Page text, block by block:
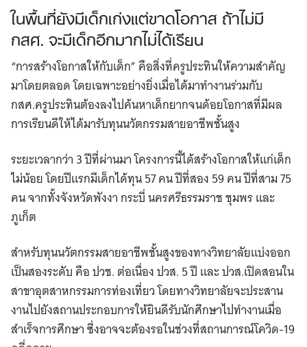
ในพื้นที่ยังมีเด็กเก่งแต่ขาดโอกาส ถ้าไม่มี
กสศ. จะมีเด็กอีกมากไม่ได้เรียน
“การสร้างโอกาสให้กับเด็ก” คือสิ่งที่ครูประทินให้ความสำคัญ
มาโดยตลอด โดยเฉพาะอย่างยิ่งเมื่อได้มาทำงานร่วมกับ
กสศ.ครูประทิน​ต้องลงไปค้นหาเด็กยากจนด้อยโอกาสที่มีผล
การเรียนดีให้ได้มารับทุนนวัตกรรมสายอาชีพชั้นสูง
ระยะเวลากว่า 3 ปีที่ผ่านมา โครงการนี้ได้สร้างโอกาสให้แก่เด็ก
ไม่น้อย โดยปีแรกมีเด็กได้ทุน 57 คน ปีที่สอง 59 คน ปีที่สาม 75
คน จากทั้งจังหวัดพังงา กระบี่ นครศรีธรรมราช ชุมพร และ
ภูเก็ต
สำหรับทุนนวัตกรรมสายอาชีพชั้นสูงของทางวิทยาลัยแบ่งออก
เป็นสองระดับ คือ ปวช. ต่อเนื่อง ปวส. 5 ปี และ ปวส.เปิดสอนใน
สาขาอุตสาหกรรมการท่องเที่ยว โดยทางวิทยาลัยจะประสาน
งานไปยังสถานประกอบการให้ยินดีรับนักศึกษาไปทำงานเมื่อ
สำเร็จการศึกษา ซึ่งอาจจะต้องรอในช่วงที่สถานการณ์โควิด-19